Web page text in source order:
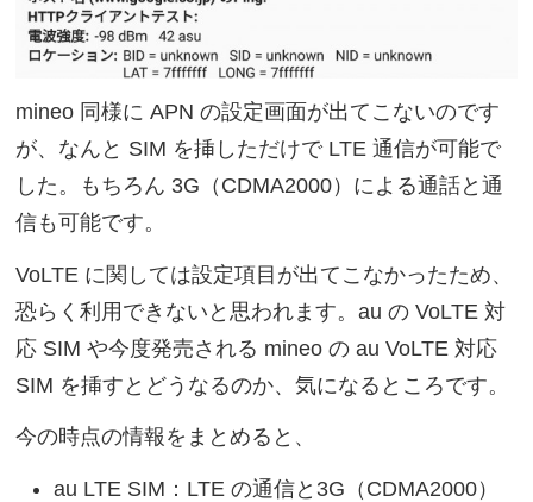
mineo 同様に APN の設定画面が出てこないのです
が、なんと SIM を挿しただけで LTE 通信が可能で
した。もちろん 3G（CDMA2000）による通話と通
信も可能です。
VoLTE に関しては設定項目が出てこなかったため、
恐らく利用できないと思われます。au の VoLTE 対
応 SIM や今度発売される mineo の au VoLTE 対応
SIM を挿すとどうなるのか、気になるところです。
今の時点の情報をまとめると、
au LTE SIM：LTE の通信と3G（CDMA2000）